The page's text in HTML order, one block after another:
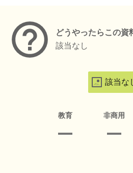
どうやったらこの資
該当なし
該当な
教育 非商用